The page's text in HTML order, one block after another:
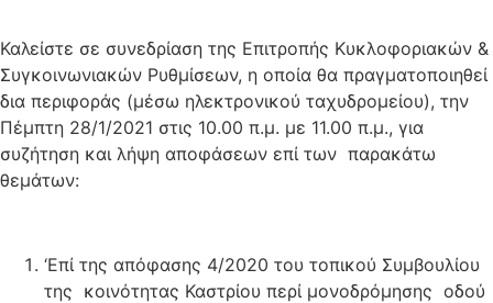
Καλείστε σε συνεδρίαση της Επιτροπής Κυκλοφοριακών &
Συγκοινωνιακών Ρυθμίσεων, η οποία θα πραγματοποιηθεί
δια περιφοράς (μέσω ηλεκτρονικού ταχυδρομείου), την
Πέμπτη 28/1/2021 στις 10.00 π.μ. με 11.00 π.μ., για
συζήτηση και λήψη αποφάσεων επί των παρακάτω
θεμάτων:
‘Επί της απόφασης 4/2020 του τοπικού Συμβουλίου
της κοινότητας Καστρίου περί μονοδρόμησης οδού